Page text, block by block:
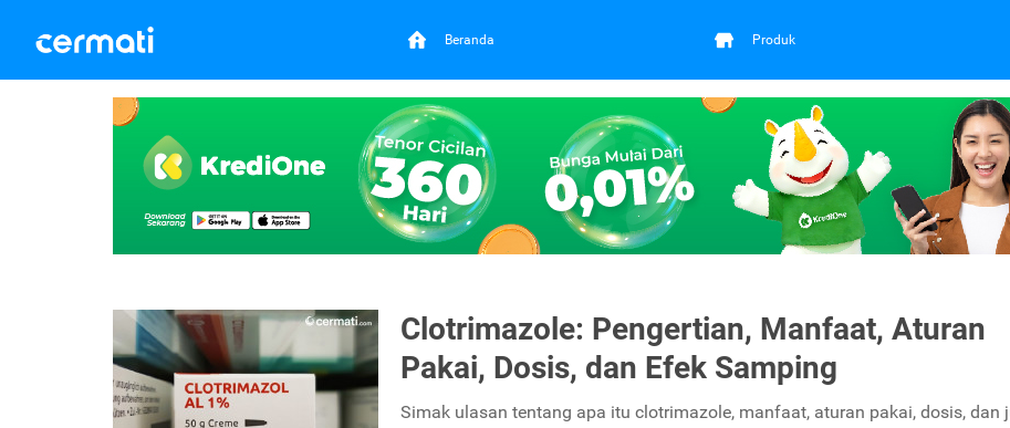
Beranda Produk
Clotrimazole: Pengertian, Manfaat, Aturan
Pakai, Dosis, dan Efek Samping
Simak ulasan tentang apa itu clotrimazole, manfaat, aturan pakai, dosis, dan